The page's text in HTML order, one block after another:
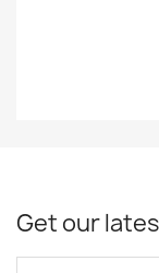
Get our